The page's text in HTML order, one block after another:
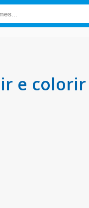
e colorir